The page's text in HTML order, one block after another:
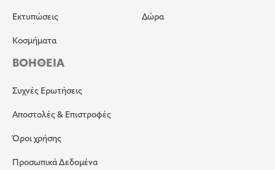
Εκτυπώσεις
Κοσμήματα
Δώρα
ΒΟΗΘΕΙΑ
Συχνές Ερωτήσεις
Αποστολές & Επιστροφές
Όροι χρήσης
Προσωπικά Δεδομένα